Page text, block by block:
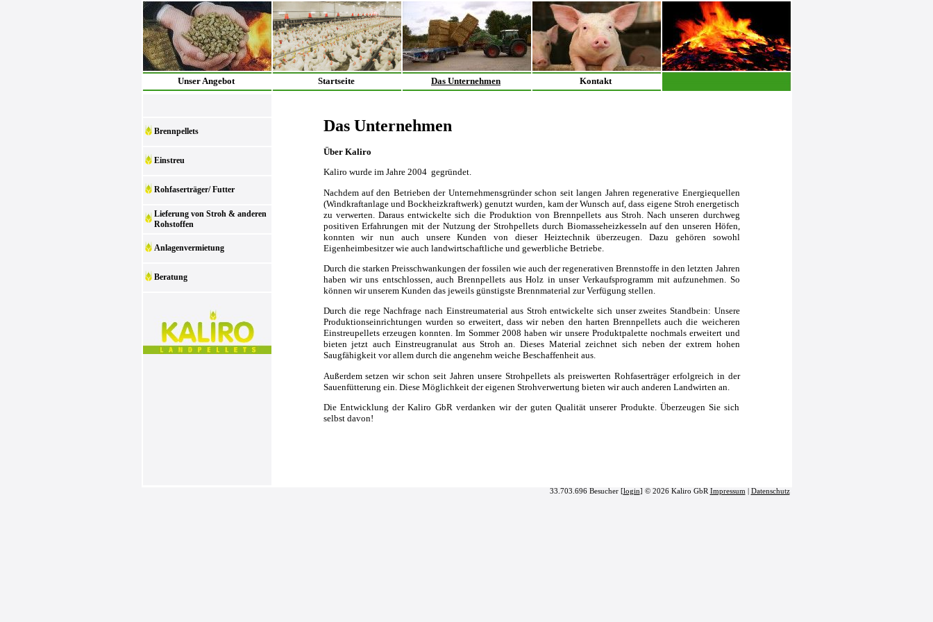
Unser Angebot Startseite Das Unternehmen Kontakt
Brennpellets
Einstreu
Rohfaserträger/ Futter
Lieferung von Stroh & anderen
Rohstoffen
Anlagenvermietung
Beratung
Das Unternehmen
Über Kaliro
Kaliro wurde im Jahre 2004 gegründet.
Nachdem auf den Betrieben der Unternehmensgründer schon seit langen Jahren regenerative Energiequellen
(Windkraftanlage und Bockheizkraftwerk) genutzt wurden, kam der Wunsch auf, dass eigene Stroh energetisch
zu verwerten. Daraus entwickelte sich die Produktion von Brennpellets aus Stroh. Nach unseren durchweg
positiven Erfahrungen mit der Nutzung der Strohpellets durch Biomasseheizkesseln auf den unseren Höfen,
konnten wir nun auch unsere Kunden von dieser Heiztechnik überzeugen. Dazu gehören sowohl
Eigenheimbesitzer wie auch landwirtschaftliche und gewerbliche Betriebe.
Durch die starken Preisschwankungen der fossilen wie auch der regenerativen Brennstoffe in den letzten Jahren
haben wir uns entschlossen, auch Brennpellets aus Holz in unser Verkaufsprogramm mit aufzunehmen. So
können wir unserem Kunden das jeweils günstigste Brennmaterial zur Verfügung stellen.
Durch die rege Nachfrage nach Einstreumaterial aus Stroh entwickelte sich unser zweites Standbein: Unsere
Produktionseinrichtungen wurden so erweitert, dass wir neben den harten Brennpellets auch die weicheren
Einstreupellets erzeugen konnten. Im Sommer 2008 haben wir unsere Produktpalette nochmals erweitert und
bieten jetzt auch Einstreugranulat aus Stroh an. Dieses Material zeichnet sich neben der extrem hohen
Saugfähigkeit vor allem durch die angenehm weiche Beschaffenheit aus.
Außerdem setzen wir schon seit Jahren unsere Strohpellets als preiswerten Rohfaserträger erfolgreich in der
Sauenfütterung ein. Diese Möglichkeit der eigenen Strohverwertung bieten wir auch anderen Landwirten an.
Die Entwicklung der Kaliro GbR verdanken wir der guten Qualität unserer Produkte. Überzeugen Sie sich
selbst davon!
33.703.696 Besucher [login] © 2026 Kaliro GbR Impressum Datenschutz